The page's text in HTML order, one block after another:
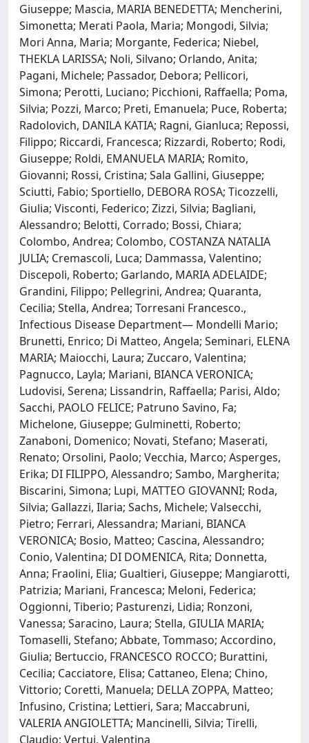
Giuseppe; Mascia, MARIA BENEDETTA; Mencherini,
Simonetta; Merati Paola, Maria; Mongodi, Silvia;
Mori Anna, Maria; Morgante, Federica; Niebel,
THEKLA LARISSA; Noli, Silvano; Orlando, Anita;
Pagani, Michele; Passador, Debora; Pellicori,
Simona; Perotti, Luciano; Picchioni, Raffaella; Poma,
Silvia; Pozzi, Marco; Preti, Emanuela; Puce, Roberta;
Radolovich, DANILA KATIA; Ragni, Gianluca; Repossi,
Filippo; Riccardi, Francesca; Rizzardi, Roberto; Rodi,
Giuseppe; Roldi, EMANUELA MARIA; Romito,
Giovanni; Rossi, Cristina; Sala Gallini, Giuseppe;
Sciutti, Fabio; Sportiello, DEBORA ROSA; Ticozzelli,
Giulia; Visconti, Federico; Zizzi, Silvia; Bagliani,
Alessandro; Belotti, Corrado; Bossi, Chiara;
Colombo, Andrea; Colombo, COSTANZA NATALIA
JULIA; Cremascoli, Luca; Dammassa, Valentino;
Discepoli, Roberto; Garlando, MARIA ADELAIDE;
Grandini, Filippo; Pellegrini, Andrea; Quaranta,
Cecilia; Stella, Andrea; Torresani Francesco.,
Infectious Disease Department— Mondelli Mario;
Brunetti, Enrico; Di Matteo, Angela; Seminari, ELENA
MARIA; Maiocchi, Laura; Zuccaro, Valentina;
Pagnucco, Layla; Mariani, BIANCA VERONICA;
Ludovisi, Serena; Lissandrin, Raffaella; Parisi, Aldo;
Sacchi, PAOLO FELICE; Patruno Savino, Fa;
Michelone, Giuseppe; Gulminetti, Roberto;
Zanaboni, Domenico; Novati, Stefano; Maserati,
Renato; Orsolini, Paolo; Vecchia, Marco; Asperges,
Erika; DI FILIPPO, Alessandro; Sambo, Margherita;
Biscarini, Simona; Lupi, MATTEO GIOVANNI; Roda,
Silvia; Gallazzi, Ilaria; Sachs, Michele; Valsecchi,
Pietro; Ferrari, Alessandra; Mariani, BIANCA
VERONICA; Bosio, Matteo; Cascina, Alessandro;
Conio, Valentina; DI DOMENICA, Rita; Donnetta,
Anna; Fraolini, Elia; Gualtieri, Giuseppe; Mangiarotti,
Patrizia; Mariani, Francesca; Meloni, Federica;
Oggionni, Tiberio; Pasturenzi, Lidia; Ronzoni,
Vanessa; Saracino, Laura; Stella, GIULIA MARIA;
Tomaselli, Stefano; Abbate, Tommaso; Accordino,
Giulia; Bertuccio, FRANCESCO ROCCO; Burattini,
Cecilia; Cacciatore, Elisa; Cattaneo, Elena; Chino,
Vittorio; Coretti, Manuela; DELLA ZOPPA, Matteo;
Infusino, Cristina; Lettieri, Sara; Maccabruni,
VALERIA ANGIOLETTA; Mancinelli, Silvia; Tirelli,
Claudio; Vertui, Valentina